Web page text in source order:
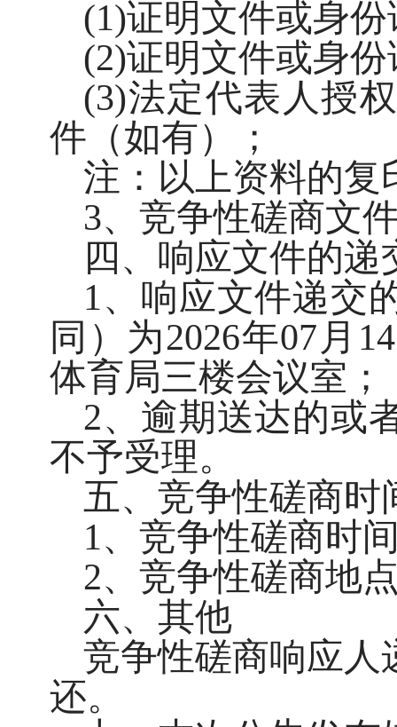
(1)证明文件或身
(2)证明文件或身
(3)法定代表人授
件（如有）；
注：以上资料的复
3、竞争性磋商文
四、响应文件的递
1、响应文件递交
同）为2026年07月
体育局三楼会议室；
2、逾期送达的或
不予受理。
五、竞争性磋商时
1、竞争性磋商时
2、竞争性磋商地
六、其他
竞争性磋商响应人
还。